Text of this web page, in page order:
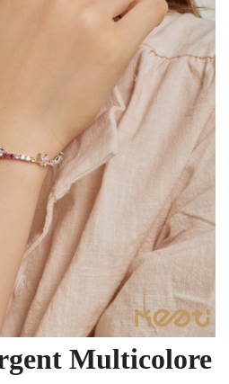
Multicolore